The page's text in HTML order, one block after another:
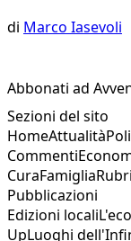
di Marco Iasevoli
Abbonati ad
Sezioni del sito
HomeAttualità
Commenti
CuraFamiglia
Pubblicazioni
Edizioni locali
UpLuoghi